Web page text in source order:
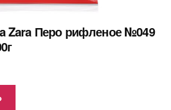
Zara Перо рифленое №049